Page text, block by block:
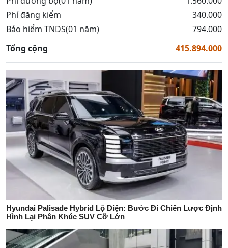
Phí đăng kiểm
340.000
Bảo hiểm TNDS(01 năm)
794.000
Tổng cộng
415.894.000
Hyundai Palisade Hybrid Lộ Diện: Bước Đi Chiến Lược Định
Hình Lại Phân Khúc SUV Cỡ Lớn